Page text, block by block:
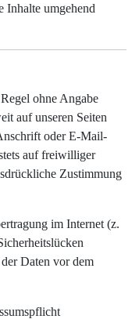
Inhalte umgehend
ohne Angabe
auf unseren Seiten
oder E-Mail-
auf freiwilliger
Zustimmung
im Internet (z.
Daten vor dem